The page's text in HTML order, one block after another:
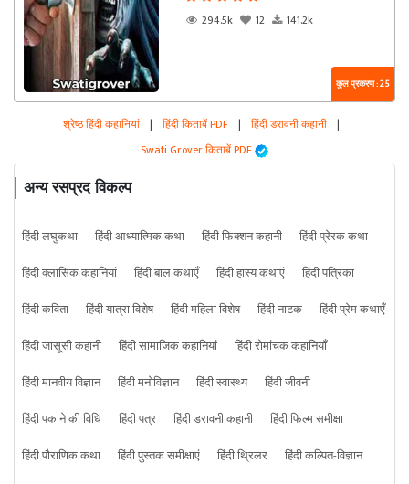
294.5k
12 141.2k
कुल प्रकरण : 25
श्रेष्ठ हिंदी कहानियां | हिंदी किताबें PDF | हिंदी डरावनी कहानी |
Swati Grover किताबें PDF
अन्य रसप्रद विकल्प
हिंदी लघुकथा हिंदी आध्यात्मिक कथा हिंदी फिक्शन कहानी
हिंदी प्रेरक कथा
हिंदी क्लासिक कहानियां
हिंदी बाल कथाएँ हिंदी हास्य कथाएं
हिंदी पत्रिका
हिंदी कविता
हिंदी यात्रा विशेष हिंदी महिला विशेष हिंदी नाटक
हिंदी प्रेम कथाएँ
हिंदी जासूसी कहानी
हिंदी सामाजिक कहानियां
हिंदी रोमांचक कहानियाँ
हिंदी मानवीय विज्ञान
हिंदी मनोविज्ञान हिंदी स्वास्थ्य
हिंदी जीवनी
हिंदी पकाने की विधि
हिंदी पत्र हिंदी डरावनी कहानी
हिंदी फिल्म समीक्षा
हिंदी पौराणिक कथा
हिंदी पुस्तक समीक्षाएं हिंदी थ्रिलर
हिंदी कल्पित-विज्ञान